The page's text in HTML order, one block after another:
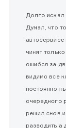
Долго искал
Думал, что
автосервисе
чинят
ошибся за
видимо все
постоянно
очередного
решил снов
разводить а